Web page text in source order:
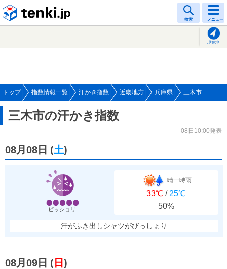
検索 メニュー
現在地
トップ 指数情報一覧 汗かき指数 近畿地方 兵庫県 三木市
三木市の汗かき指数
08日10:00発表
08月08日 (土)
ビッショリ
晴一時雨
33℃ / 25℃
50%
汗がふき出しシャツがびっしょり
08月09日 ( 日 )